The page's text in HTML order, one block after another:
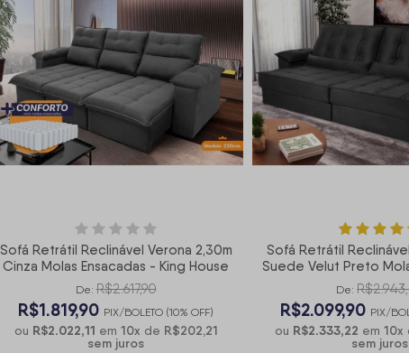
Sofá Retrátil Reclinável Verona 2,30m
Cinza Molas Ensacadas - King House
De: R$2.617,90
R$1.819,90 PIX/BOLETO (10% OFF)
ou R$2.022,11 em 10x de R$202,21
sem juros
Sofá Retrátil
Suede Velut Preto
King
De:
R$2.099,90 PIX/
ou R$2.333,22 em 10x
sem juros